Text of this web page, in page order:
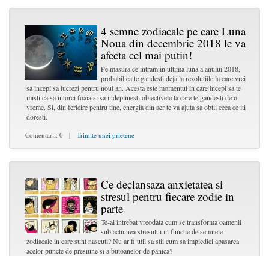
4 semne zodiacale pe care Luna
Noua din decembrie 2018 le va
afecta cel mai putin!
Pe masura ce intram in ultima luna a anului 2018,
probabil ca te gandesti deja la rezolutiile la care vrei
sa incepi sa lucrezi pentru noul an. Acesta este momentul in care incepi sa te
misti ca sa intorci foaia si sa indeplinesti obiectivele la care te gandesti de o
vreme. Si, din fericire pentru tine, energia din aer te va ajuta sa obtii ceea ce iti
doresti.
Comentarii: 0 | Trimite unei prietene
Ce declansaza anxietatea si
stresul pentru fiecare zodie in
parte
Te-ai intrebat vreodata cum se transforma oamenii
sub actiunea stresului in functie de semnele
zodiacale in care sunt nascuti? Nu ar fi util sa stii cum sa impiedici apasarea
acelor puncte de presiune si a butoanelor de panica?